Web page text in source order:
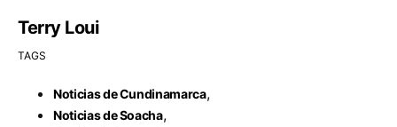
Terry Loui
TAGS
Noticias de Cundinamarca,
Noticias de Soacha,